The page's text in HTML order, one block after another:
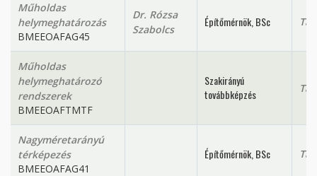
Műholdas
helymeghatározás
BMEEOAFAG45
Dr. Rózsa
Szabolcs
Építőmérnök, BSc
Műholdas
helymeghatározó
rendszerek
BMEEOAFTMTF
Szakirányú
továbbképzés
Nagyméretarányú
térképezés
BMEEOAFAG41
Építőmérnök, BSc